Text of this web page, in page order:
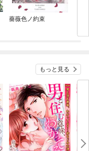
薔薇色ノ約束
もっと見る